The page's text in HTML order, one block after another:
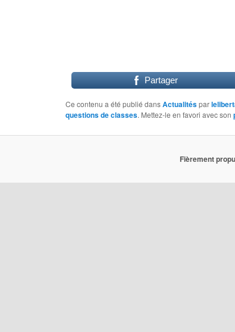
Partager
Ce contenu a été publié dansActualitéspar
questions de classes. Mettez-le en favori avec son
Fièrement